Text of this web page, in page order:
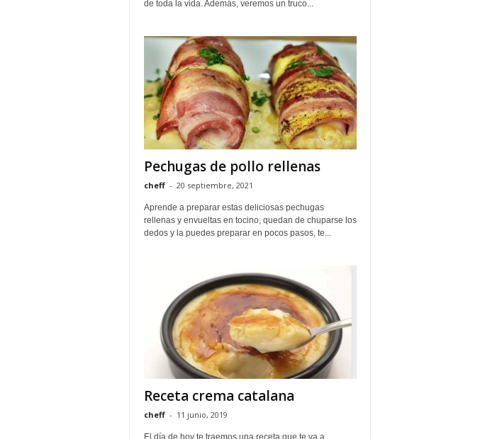
de toda la vida. Además, veremos un truco...
Pechugas de pollo rellenas
cheff - 20 septiembre, 2021
Aprende a preparar estas deliciosas pechugas
rellenas y envueltas en tocino, quedan de chuparse los
dedos y la puedes preparar en pocos pasos, te...
Receta crema catalana
cheff - 11 junio, 2019
El día de hoy te traemos una receta que te va a